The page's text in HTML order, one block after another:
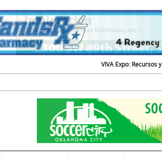
VIVA Expo: Recursos y Diversion para